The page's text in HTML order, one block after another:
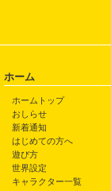
ホーム
ホームトップ
おしらせ
新着通知
はじめての方へ
遊び方
世界設定
キャラクター一覧